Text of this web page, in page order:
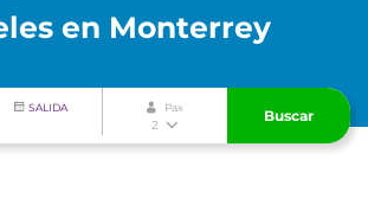
en Monterrey
SALIDA Pax
2
Buscar